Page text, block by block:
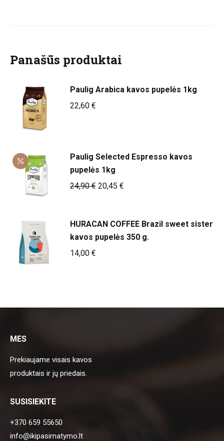
Panašūs produktai
Paulig Arabica kavos pupelės 1kg
22,60 €
Paulig Selected Espresso kavos
pupelės 1kg
24,90€ Original
24,90 €.
20,45 €
20,45 €.
HURACAN COFFEE Brazil sweet sister
kavos pupelės 350 g.
14,00 €
MES
Prekiaujame visais kavos
produktais ir jų priedais.
SUSISIEKITE
+370 659 55650
info@ikipasimatymo.lt